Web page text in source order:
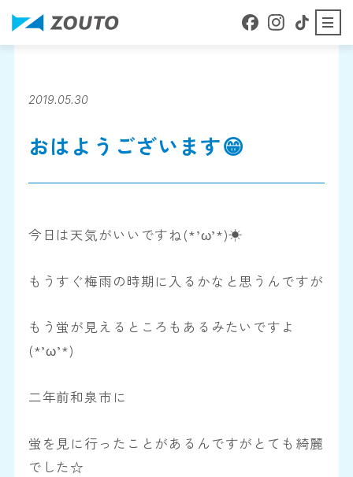
ZOUTOについて
スタッフブログStaff Blog
2019.05.30
おはようございます😁
今日は天気がいいですね(*’ω’*)☀
もうすぐ梅雨の時期に入るかなと思うんですが
もう蛍が見えるところもあるみたいですよ
(*’ω’*)
二年前和泉市に
蛍を見に行ったことがあるんですがとても綺麗
でした☆